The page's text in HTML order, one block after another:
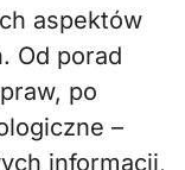
aspektów
Od porad
po
–
informacji,